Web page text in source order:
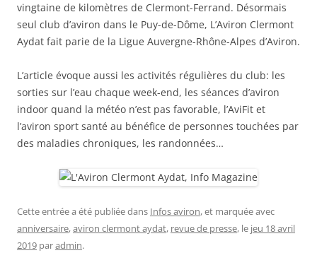
vingtaine de kilomètres de Clermont-Ferrand. Désormais
seul club d’aviron dans le Puy-de-Dôme, L’Aviron Clermont
Aydat fait parie de la Ligue Auvergne-Rhône-Alpes d’Aviron.
L’article évoque aussi les activités régulières du club: les
sorties sur l’eau chaque week-end, les séances d’aviron
indoor quand la météo n’est pas favorable, l’AviFit et
l’aviron sport santé au bénéfice de personnes touchées par
des maladies chroniques, les randonnées…
Cette entrée a été publiée dans Infos aviron, et marquée avec
anniversaire,aviron clermont aydat, revue de presse, le jeu 18 avril
2019 paradmin.